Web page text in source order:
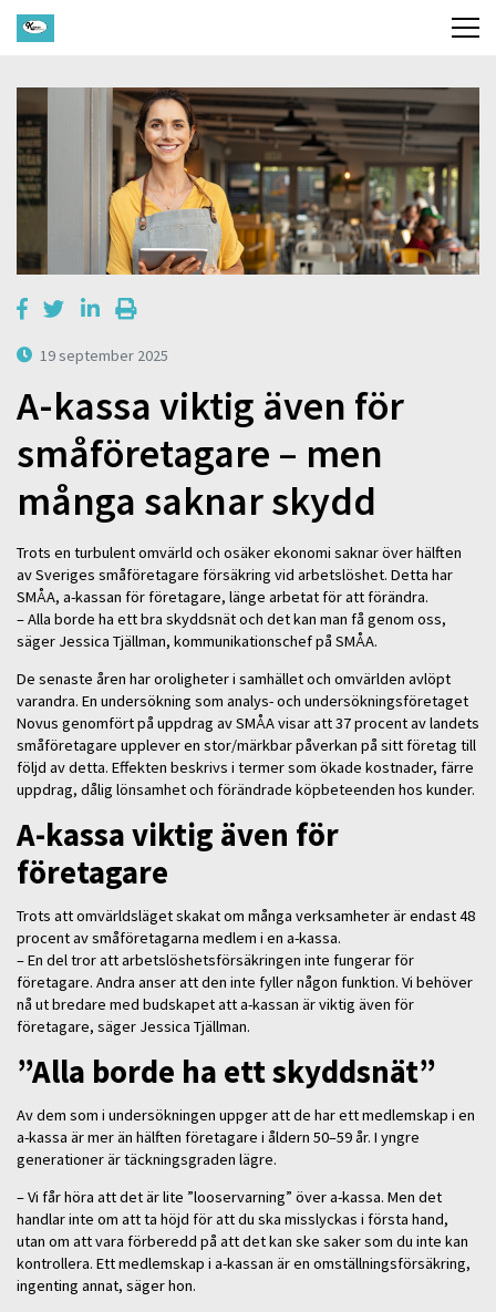
19 september 2025
A-kassa viktig även för
småföretagare – men
många saknar skydd
Trots en turbulent omvärld och osäker ekonomi saknar över hälften
av Sveriges småföretagare försäkring vid arbetslöshet. Detta har
SMÅA, a-kassan för företagare, länge arbetat för att förändra.
– Alla borde ha ett bra skyddsnät och det kan man få genom oss,
säger Jessica Tjällman, kommunikationschef på SMÅA.
De senaste åren har oroligheter i samhället och omvärlden avlöpt
varandra. En undersökning som analys- och undersökningsföretaget
Novus genomfört på uppdrag av SMÅA visar att 37 procent av landets
småföretagare upplever en stor/märkbar påverkan på sitt företag till
följd av detta. Effekten beskrivs i termer som ökade kostnader, färre
uppdrag, dålig lönsamhet och förändrade köpbeteenden hos kunder.
A-kassa viktig även för
företagare
Trots att omvärldsläget skakat om många verksamheter är endast 48
procent av småföretagarna medlem i en a-kassa.
– En del tror att arbetslöshetsförsäkringen inte fungerar för
företagare. Andra anser att den inte fyller någon funktion. Vi behöver
nå ut bredare med budskapet att a-kassan är viktig även för
företagare, säger Jessica Tjällman.
”Alla borde ha ett skyddsnät”
Av dem som i undersökningen uppger att de har ett medlemskap i en
a-kassa är mer än hälften företagare i åldern 50–59 år. I yngre
generationer är täckningsgraden lägre.
– Vi får höra att det är lite ”looservarning” över a-kassa. Men det
handlar inte om att ta höjd för att du ska misslyckas i första hand,
utan om att vara förberedd på att det kan ske saker som du inte kan
kontrollera. Ett medlemskap i a-kassan är en omställningsförsäkring,
ingenting annat, säger hon.